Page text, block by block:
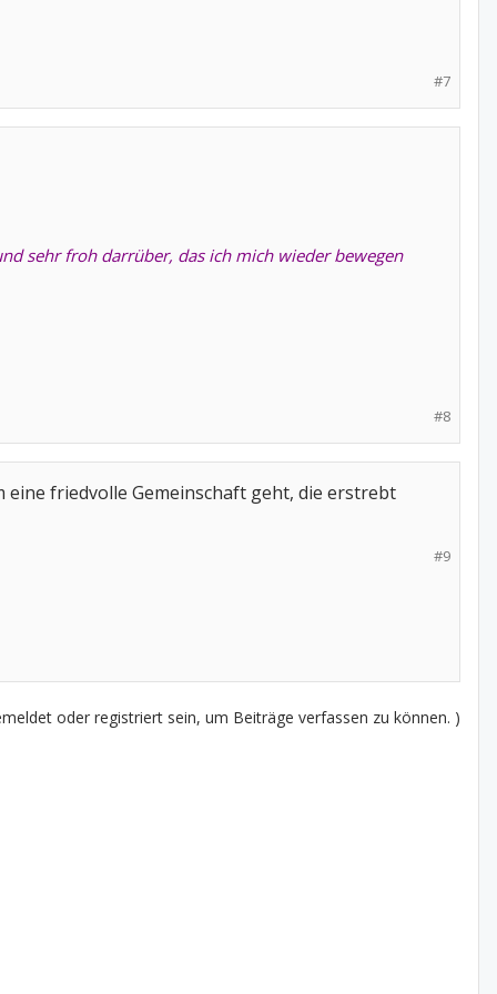
#7
sehr froh darrüber, das ich mich wieder bewegen
#8
eine friedvolle Gemeinschaft geht, die erstrebt
#9
oder registriert sein, um Beiträge verfassen zu können. )